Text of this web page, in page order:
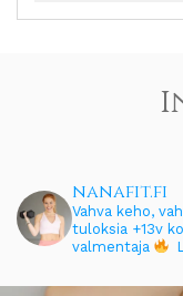
nanafit.fi
Vahva keho,
tuloksia +13v
valmentaja